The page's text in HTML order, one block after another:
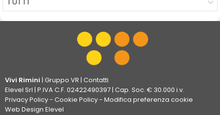
Vivi Rimini | Gruppo VR | Contatti
Elevel Srl | P.IVA C.F. 02422490397 | Cap. Soc. € 30.000 i.v.
Privacy Policy- Cookie Policy- Modifica preferenza cookie
Web Design Elevel